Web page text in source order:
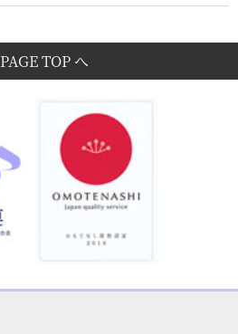
PAGE TOP へ